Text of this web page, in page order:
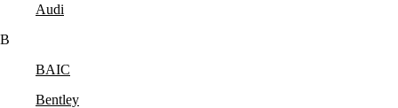
Audi
B
BAIC
Bentley